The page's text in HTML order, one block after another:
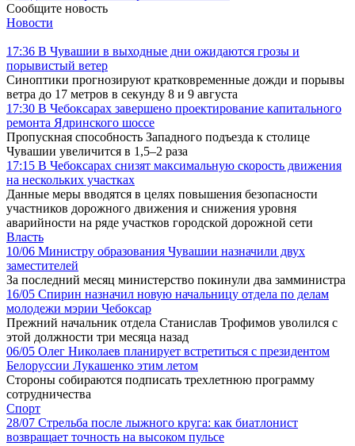
Сообщите новость
Новости
17:36 В Чувашии в выходные дни ожидаются грозы и
порывистый ветер
Синоптики прогнозируют кратковременные дожди и порывы
ветра до 17 метров в секунду 8 и 9 августа
17:30 В Чебоксарах завершено проектирование капитального
ремонта Ядринского шоссе
Пропускная способность Западного подъезда к столице
Чувашии увеличится в 1,5–2 раза
17:15 В Чебоксарах снизят максимальную скорость движения
на нескольких участках
Данные меры вводятся в целях повышения безопасности
участников дорожного движения и снижения уровня
аварийности на ряде участков городской дорожной сети
Власть
10/06 Министру образования Чувашии назначили двух
заместителей
За последний месяц министерство покинули два замминистра
16/05 Спирин назначил новую начальницу отдела по делам
молодежи мэрии Чебоксар
Прежний начальник отдела Станислав Трофимов уволился с
этой должности три месяца назад
06/05 Олег Николаев планирует встретиться с президентом
Белоруссии Лукашенко этим летом
Стороны собираются подписать трехлетнюю программу
сотрудничества
Спорт
28/07 Стрельба после лыжного круга: как биатлонист
возвращает точность на высоком пульсе